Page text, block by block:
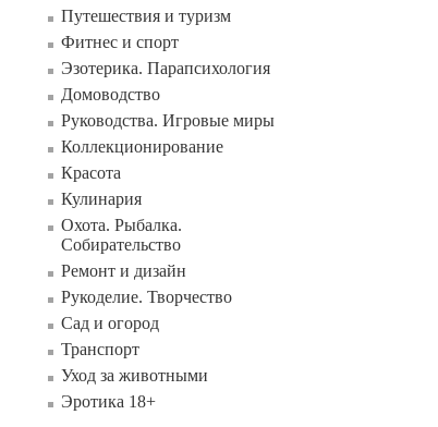
Путешествия и туризм
Фитнес и спорт
Эзотерика. Парапсихология
Домоводство
Руководства. Игровые миры
Коллекционирование
Красота
Кулинария
Охота. Рыбалка.
Собирательство
Ремонт и дизайн
Рукоделие. Творчество
Сад и огород
Транспорт
Уход за животными
Эротика 18+